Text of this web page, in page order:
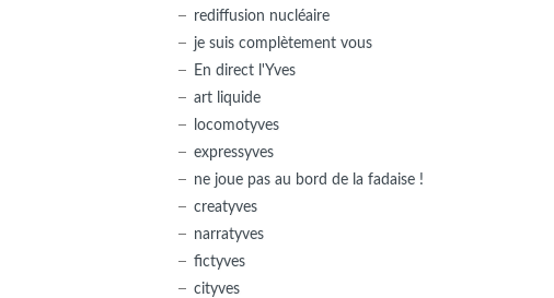
rediffusion nucléaire
je suis complètement vous
En direct l'Yves
art liquide
locomotyves
expressyves
ne joue pas au bord de la fadaise !
creatyves
narratyves
fictyves
cityves